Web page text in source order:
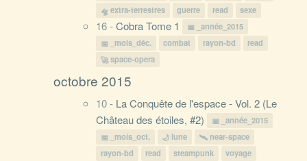
extra-terrestres
guerre read sexe
16 -Cobra Tome 1
_année_2015
_mois_déc.
combat rayon-bd
read
space-opera
octobre 2015
10 - La Conquête de l'espace - Vol. 2 (Le
Château des étoiles, #2)
_année_2015
_mois_oct.
lune
near-space
rayon-bd
read steampunk voyage